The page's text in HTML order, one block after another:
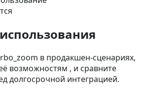
в продакшен-сценариях,
возможностям , и сравните
долгосрочной интеграцией.